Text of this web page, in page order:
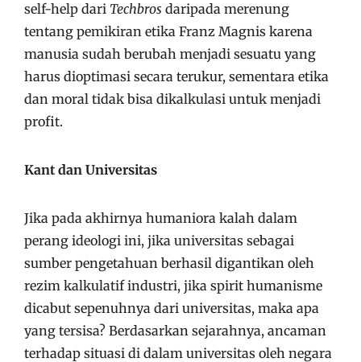
self-help dari Techbros daripada merenung
tentang pemikiran etika Franz Magnis karena
manusia sudah berubah menjadi sesuatu yang
harus dioptimasi secara terukur, sementara etika
dan moral tidak bisa dikalkulasi untuk menjadi
profit.
Kant dan Universitas
Jika pada akhirnya humaniora kalah dalam
perang ideologi ini, jika universitas sebagai
sumber pengetahuan berhasil digantikan oleh
rezim kalkulatif industri, jika spirit humanisme
dicabut sepenuhnya dari universitas, maka apa
yang tersisa? Berdasarkan sejarahnya, ancaman
terhadap situasi di dalam universitas oleh negara